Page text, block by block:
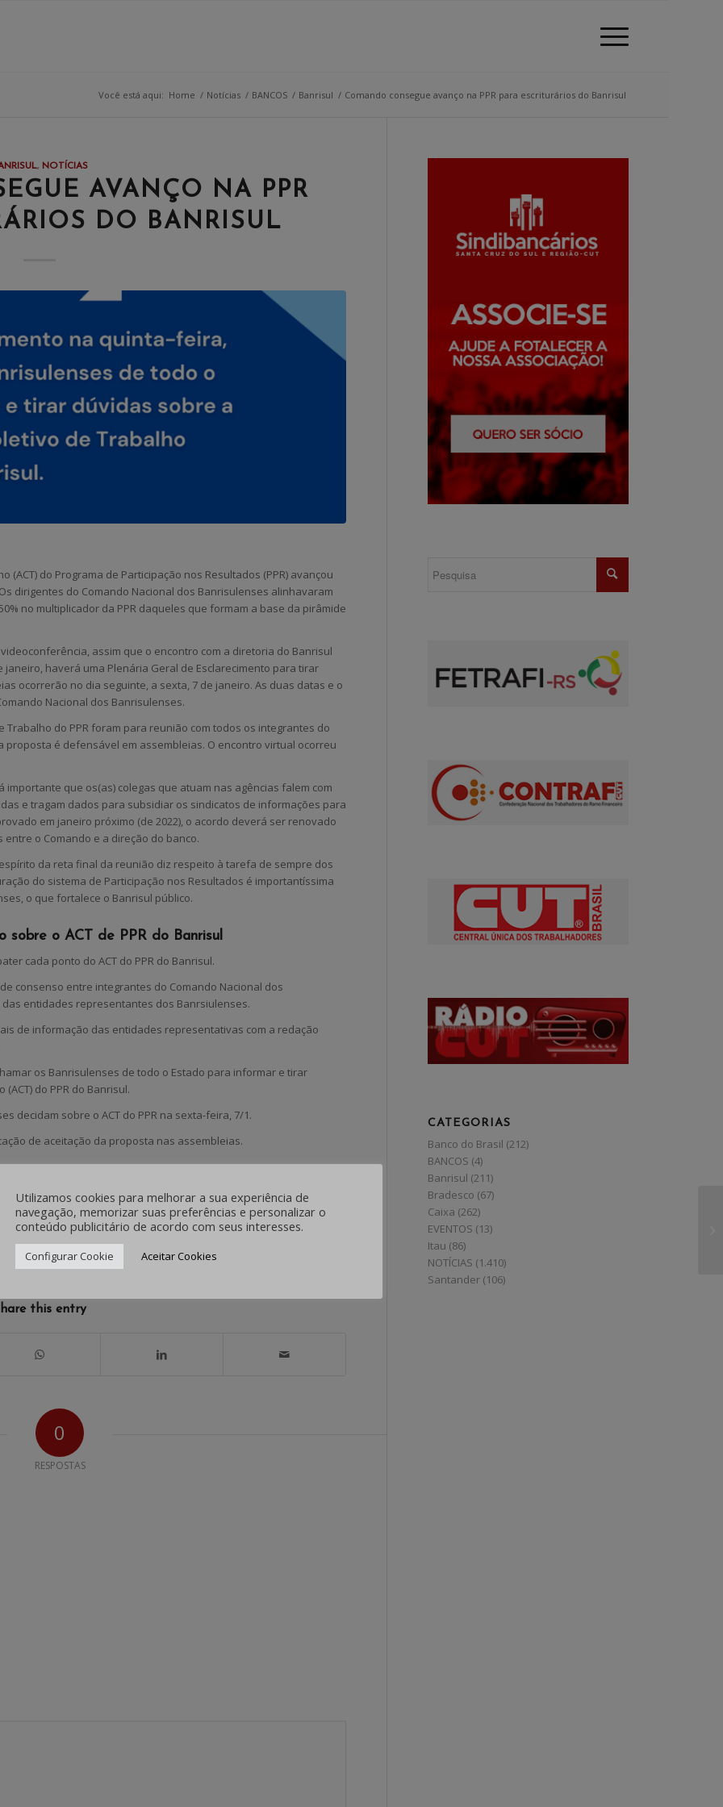
Você está aqui: Home / Notícias / BANCOS / Banrisul / Comando consegue avanço na PPR para escriturários do Banrisul
, NOTÍCIAS
AVANÇO NA PPR
DO BANRISUL
do Programa de Participação nos Resultados (PPR) avançou
dirigentes do Comando Nacional dos Banrisulenses alinhavaram
no multiplicador da PPR daqueles que formam a base da pirâmide
assim que o encontro com a diretoria do Banrisul
haverá uma Plenária Geral de Esclarecimento para tirar
ocorrerão no dia seguinte, a sexta, 7 de janeiro. As duas datas e o
Nacional dos Banrisulenses.
do PPR foram para reunião com todos os integrantes do
é defensável em assembleias. O encontro virtual ocorreu
importante que os(as) colegas que atuam nas agências falem com
e tragam dados para subsidiar os sindicatos de informações para
em janeiro próximo (de 2022), o acordo deverá ser renovado
o Comando e a direção do banco.
da reta final da reunião diz respeito à tarefa de sempre dos
do sistema de Participação nos Resultados é importantíssima
o que fortalece o Banrisul público.
sobre o ACT de PPR do Banrisul
cada ponto do ACT do PPR do Banrisul.
consenso entre integrantes do Comando Nacional dos
entidades representantes dos Banrsiulenses.
de informação das entidades representativas com a redação
os Banrisulenses de todo o Estado para informar e tirar
do PPR do Banrisul.
decidam sobre o ACT do PPR na sexta-feira, 7/1.
de aceitação da proposta nas assembleias.
0 COMENTÁRIOS
/ POR IMPRENSA
this entry
0
RESPOSTAS
CATEGORIAS
Banco do Brasil (212)
BANCOS (4)
Banrisul (211)
Bradesco (67)
Caixa (262)
EVENTOS (13)
Itau (86)
NOTÍCIAS (1.410)
Santander (106)
Utilizamos cookies para melhorar a sua experiência de
navegação, memorizar suas preferências e personalizar o
conteúdo publicitário de acordo com seus interesses.
Configurar Cookie Aceitar Cookies